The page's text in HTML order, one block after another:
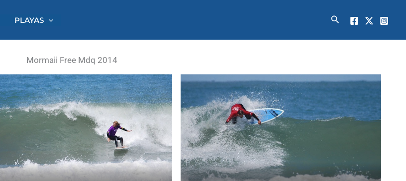
PLAYAS Buscar
Mormaii Free Mdq 2014